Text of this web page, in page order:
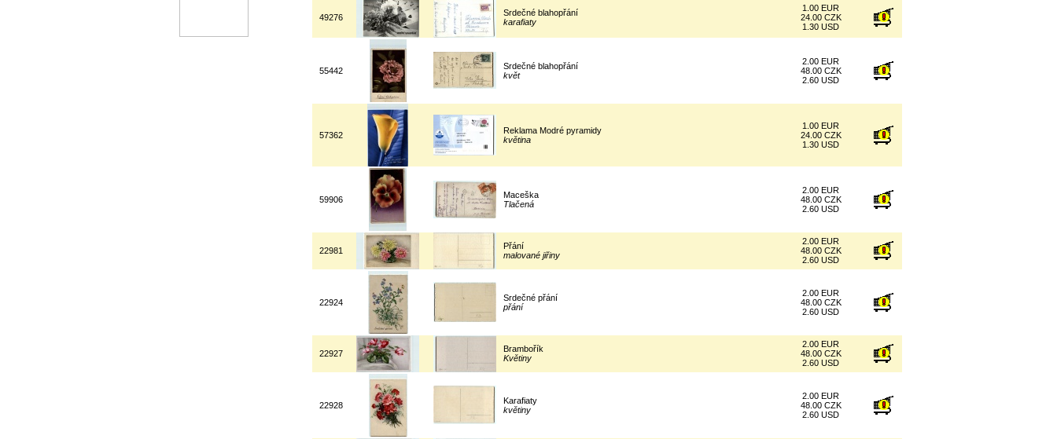
49276
Srdečné blahopřání
karafiaty
1.00 EUR
24.00 CZK
1.30 USD
55442
Srdečné blahopřání
květ
2.00 EUR
48.00 CZK
2.60 USD
57362
Reklama Modré pyramidy
květina
1.00 EUR
24.00 CZK
1.30 USD
59906
Maceška
Tlačená
2.00 EUR
48.00 CZK
2.60 USD
22981
Přání
malované jiřiny
2.00 EUR
48.00 CZK
2.60 USD
22924
Srdečné přání
přání
2.00 EUR
48.00 CZK
2.60 USD
22927
Brambořík
Květiny
2.00 EUR
48.00 CZK
2.60 USD
22928
Karafiaty
květiny
2.00 EUR
48.00 CZK
2.60 USD